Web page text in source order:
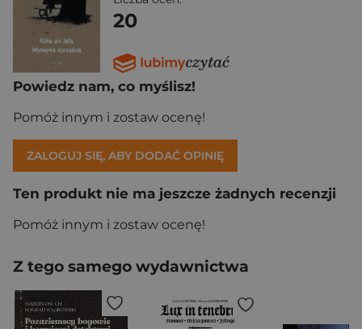
20
Powiedz nam, co myślisz!
Pomóż innym i zostaw ocenę!
ZALOGUJ SIĘ, ABY DODAĆ OPINIĘ
Ten produkt nie ma jeszcze żadnych recenzji
Pomóż innym i zostaw ocenę!
Z tego samego wydawnictwa